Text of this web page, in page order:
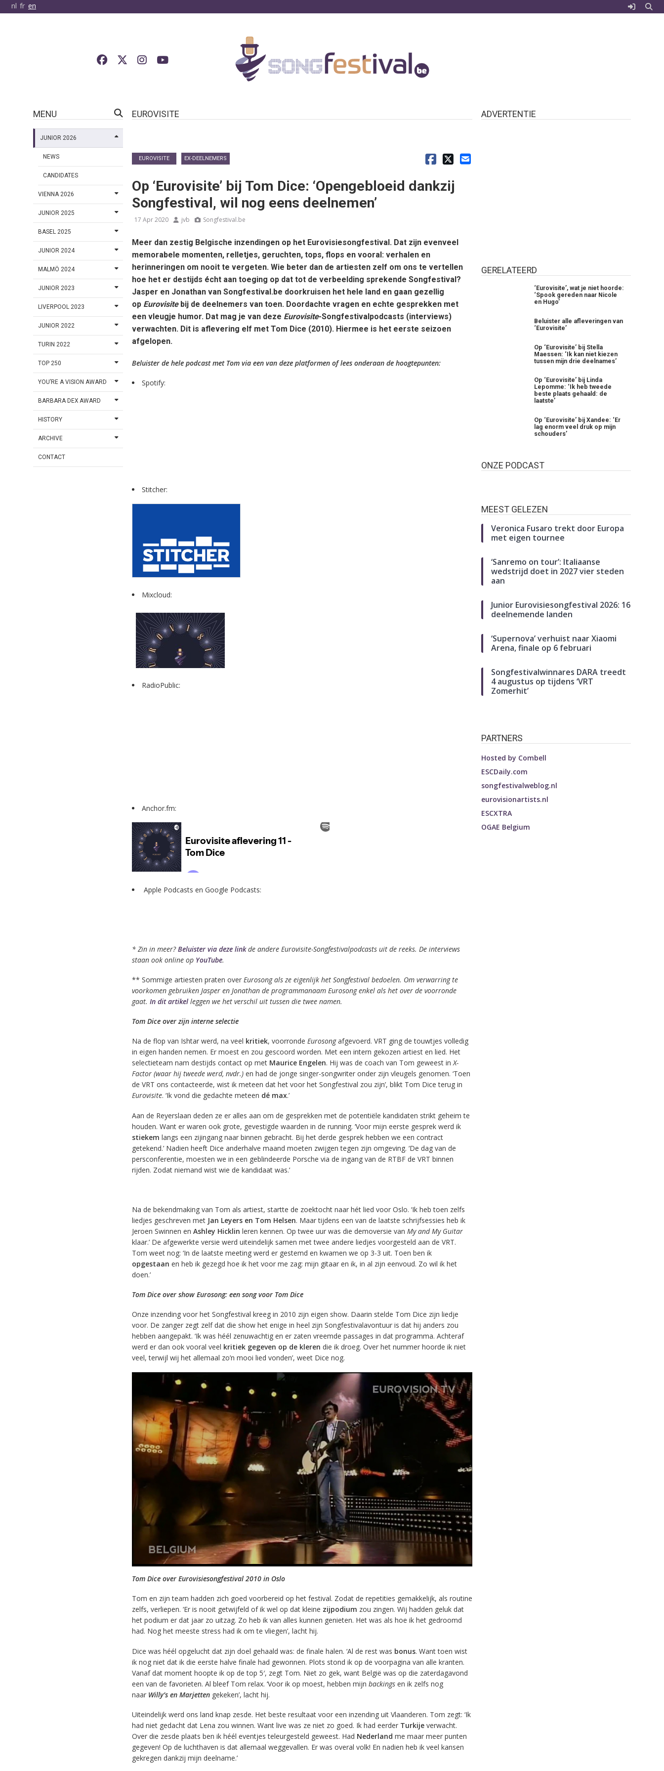
nl fr en
MENU
JUNIOR 2026
NEWS
CANDIDATES
VIENNA 2026
JUNIOR 2025
BASEL 2025
JUNIOR 2024
MALMÖ 2024
JUNIOR 2023
LIVERPOOL 2023
JUNIOR 2022
TURIN 2022
TOP 250
YOU’RE A VISION AWARD
BARBARA DEX AWARD
HISTORY
ARCHIVE
CONTACT
EUROVISITE
EUROVISITE EX-DEELNEMERS
Op ‘Eurovisite’ bij Tom Dice: ‘Opengebloeid dankzij
Songfestival, wil nog eens deelnemen’
17 Apr 2020 jvb Songfestival.be
Meer dan zestig Belgische inzendingen op het Eurovisiesongfestival. Dat zijn evenveel
memorabele momenten, relletjes, geruchten, tops, flops en vooral: verhalen en
herinneringen om nooit te vergeten. Wie beter dan de artiesten zelf om ons te vertellen
hoe het er destijds écht aan toeging op dat tot de verbeelding sprekende Songfestival?
Jasper en Jonathan van Songfestival.be doorkruisen het hele land en gaan gezellig
op Eurovisitebij de deelnemers van toen. Doordachte vragen en echte gesprekken met
een vleugje humor. Dat mag je van deze Eurovisite-Songfestivalpodcasts (interviews)
verwachten. Dit is aflevering elf met Tom Dice (2010). Hiermee is het eerste seizoen
afgelopen.
Beluister de hele podcast met Tom via een van deze platformen of lees onderaan de hoogtepunten:
Spotify:
Stitcher:
Mixcloud:
RadioPublic:
Anchor.fm:
Apple Podcasts en Google Podcasts:
* Zin in meer?Beluister via deze linkde andere Eurovisite-Songfestivalpodcasts uit de reeks. De interviews
staan ook online op YouTube.
** Sommige artiesten praten over Eurosong als ze eigenlijk het Songfestival bedoelen. Om verwarring te
voorkomen gebruiken Jasper en Jonathan de programmanaam Eurosong enkel als het over de voorronde
gaat. In dit artikelleggen we het verschil uit tussen die twee namen.
Tom Dice over zijn interne selectie
Na de flop van Ishtar werd, na veel kritiek, voorronde Eurosongafgevoerd. VRT ging de touwtjes volledig
in eigen handen nemen. Er moest en zou gescoord worden. Met een intern gekozen artiest en lied. Het
selectieteam nam destijds contact op met Maurice Engelen. Hij was de coach van Tom geweest inX-
Factor (waar hij tweede werd, nvdr.)en had de jonge singer-songwriter onder zijn vleugels genomen. ‘Toen
de VRT ons contacteerde, wist ik meteen dat het voor het Songfestival zou zijn’, blikt Tom Dice terug in
Eurovisite. ‘Ik vond die gedachte meteen dé max.’
Aan de Reyerslaan deden ze er alles aan om de gesprekken met de potentiële kandidaten strikt geheim te
houden. Want er waren ook grote, gevestigde waarden in de running. ‘Voor mijn eerste gesprek werd ik
stiekem langs een zijingang naar binnen gebracht. Bij het derde gesprek hebben we een contract
getekend.’ Nadien heeft Dice anderhalve maand moeten zwijgen tegen zijn omgeving. ‘De dag van de
persconferentie, moesten we in een geblindeerde Porsche via de ingang van de RTBF de VRT binnen
rijden. Zodat niemand wist wie de kandidaat was.’
Na de bekendmaking van Tom als artiest, startte de zoektocht naar hét lied voor Oslo. ‘Ik heb toen zelfs
liedjes geschreven met Jan Leyers en Tom Helsen. Maar tijdens een van de laatste schrijfsessies heb ik
Jeroen Swinnen en Ashley Hicklin leren kennen. Op twee uur was die demoversie van My and My Guitar
klaar.’ De afgewerkte versie werd uiteindelijk samen met twee andere liedjes voorgesteld aan de VRT.
Tom weet nog: ‘In de laatste meeting werd er gestemd en kwamen we op 3-3 uit. Toen ben ik
opgestaan en heb ik gezegd hoe ik het voor me zag: mijn gitaar en ik, in al zijn eenvoud. Zo wil ik het
doen.’
Tom Dice over show Eurosong: een song voor Tom Dice
Onze inzending voor het Songfestival kreeg in 2010 zijn eigen show. Daarin stelde Tom Dice zijn liedje
voor. De zanger zegt zelf dat die show het enige in heel zijn Songfestivalavontuur is dat hij anders zou
hebben aangepakt. ‘Ik was héél zenuwachtig en er zaten vreemde passages in dat programma. Achteraf
werd er dan ook vooral veel kritiek gegeven op de kleren die ik droeg. Over het nummer hoorde ik niet
veel, terwijl wij het allemaal zo’n mooi lied vonden’, weet Dice nog.
Tom Dice over Eurovisiesongfestival 2010 in Oslo
Tom en zijn team hadden zich goed voorbereid op het festival. Zodat de repetities gemakkelijk, als routine
zelfs, verliepen. ‘Er is nooit getwijfeld of ik wel op dat kleine zijpodium zou zingen. Wij hadden geluk dat
het podium er dat jaar zo uitzag. Zo heb ik van alles kunnen genieten. Het was als hoe ik het gedroomd
had. Nog het meeste stress had ik om te vliegen’, lacht hij.
Dice was héél opgelucht dat zijn doel gehaald was: de finale halen. ‘Al de rest was bonus. Want toen wist
ik nog niet dat ik die eerste halve finale had gewonnen. Plots stond ik op de voorpagina van alle kranten.
Vanaf dat moment hoopte ik op de top 5′, zegt Tom. Niet zo gek, want België was op die zaterdagavond
een van de favorieten. Al bleef Tom relax. ‘Voor ik op moest, hebben mijn backingsen ik zelfs nog
naar Willy’s en Marjettengekeken’, lacht hij.
Uiteindelijk werd ons land knap zesde. Het beste resultaat voor een inzending uit Vlaanderen. Tom zegt: ‘Ik
had niet gedacht dat Lena zou winnen. Want live was ze niet zo goed. Ik had eerder Turkijeverwacht.
Over die zesde plaats ben ik héél eventjes teleurgesteld geweest. Had Nederland me maar meer punten
gegeven! Op de luchthaven is dat allemaal weggevallen. Er was overal volk! En nadien heb ik veel kansen
gekregen dankzij mijn deelname.’
ADVERTENTIE
GERELATEERD
‘Eurovisite’, wat je niet hoorde:
‘Spook gereden naar Nicole
en Hugo’
Beluister alle afleveringen van
‘Eurovisite’
Op ‘Eurovisite’ bij Stella
Maessen: ‘Ik kan niet kiezen
tussen mijn drie deelnames’
Op ‘Eurovisite’ bij Linda
Lepomme: ‘Ik heb tweede
beste plaats gehaald: de
laatste’
Op ‘Eurovisite’ bij Xandee: ‘Er
lag enorm veel druk op mijn
schouders’
ONZE PODCAST
MEEST GELEZEN
Veronica Fusaro trekt door Europa
met eigen tournee
‘Sanremo on tour’: Italiaanse
wedstrijd doet in 2027 vier steden
aan
Junior Eurovisiesongfestival 2026: 16
deelnemende landen
‘Supernova’ verhuist naar Xiaomi
Arena, finale op 6 februari
Songfestivalwinnares DARA treedt
4 augustus op tijdens ‘VRT
Zomerhit’
PARTNERS
Hosted by Combell
ESCDaily.com
songfestivalweblog.nl
eurovisionartists.nl
ESCXTRA
OGAE Belgium